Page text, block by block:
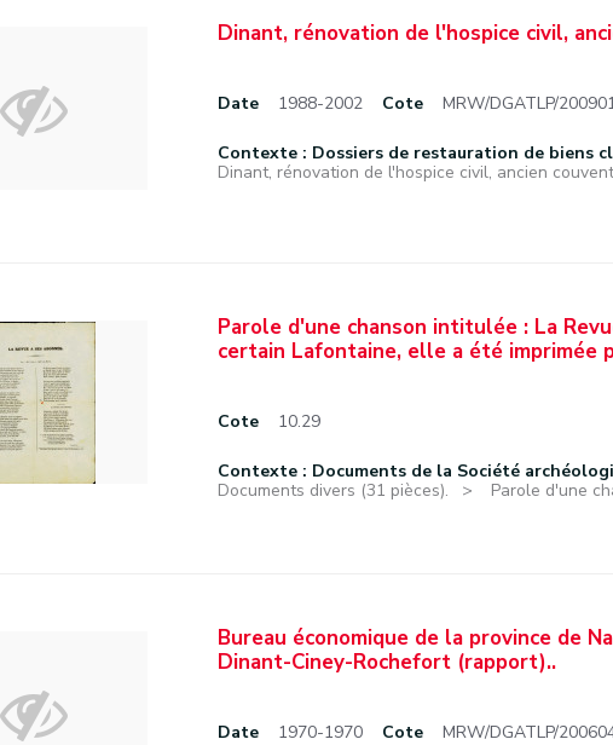
Dinant, rénovation de l'hospice civil,
Date 1988-2002 Cote MRW/DGATLP/
Contexte : Dossiers de restauration de biens
Dinant, rénovation de l'hospice civil, ancien
Parole d'une chanson intitulée : La
certain Lafontaine, elle a été imprimée
Cote 10.29
Contexte : Documents de la Société
Documents divers (31 pièces).
Parole d'une
Bureau économique de la province de
Dinant-Ciney-Rochefort (rapport)..
Date 1970-1970 Cote MRW/DGATLP/